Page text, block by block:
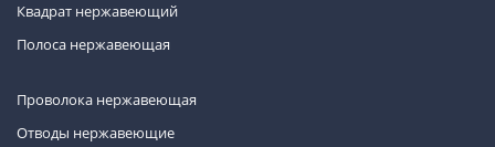
Квадрат нержавеющий
Полоса нержавеющая
Проволока нержавеющая
Отводы нержавеющие